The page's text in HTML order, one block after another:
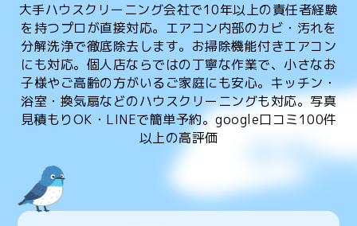
大手ハウスクリーニング会社で10年以上の責任者経験
を持つプロが直接対応。エアコン内部のカビ・汚れを
分解洗浄で徹底除去します。お掃除機能付きエアコン
にも対応。個人店ならではの丁寧な作業で、小さなお
子様やご高齢の方がいるご家庭にも安心。キッチン・
浴室・換気扇などのハウスクリーニングも対応。写真
見積もりOK・LINEで簡単予約。google口コミ100件
以上の高評価